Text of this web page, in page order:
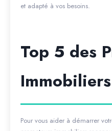
et adapté à vos besoins.
Top 5 des
Pour vous aider à démarrer